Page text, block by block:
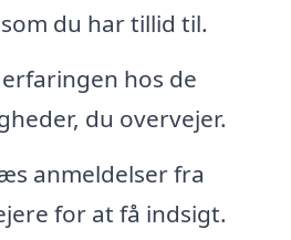
du har tillid til.
hos de
du overvejer.
anmeldelser fra
for at få indsigt.